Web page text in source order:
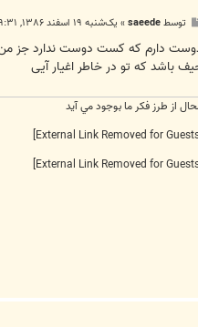
ت
توسطsaeede
» یک‌شنبه ۱۹ اسفند ۱۳۸۶, ۹:۳۱ ق.ظ
دارم که کست دوست ندارد جز
باشد که تو در خاطر اغیار آیی
از طرز فکر ما بوجود مي آيد